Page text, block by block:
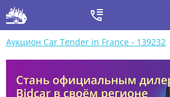
Аукцион Car Tender in France - 139232